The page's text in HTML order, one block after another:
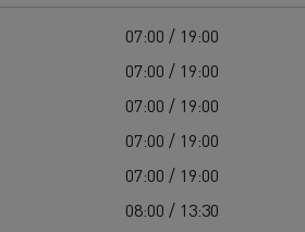
07:00 / 19:00
07:00 / 19:00
07:00 / 19:00
07:00 / 19:00
07:00 / 19:00
08:00 / 13:30